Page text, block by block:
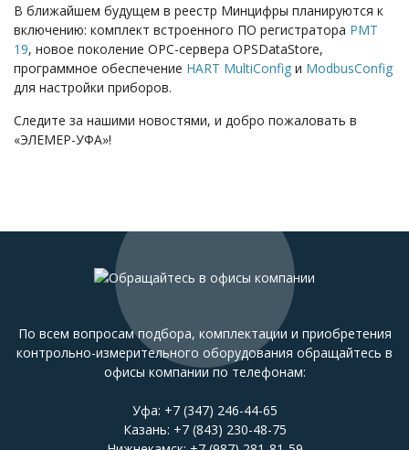
В ближайшем будущем в реестр Минцифры планируются к
включению: комплект встроенного ПО регистратора РМТ
19, новое поколение ОРС-сервера OPSDataStore,
программное обеспечение HART MultiConfig и ModbusConfig
для настройки приборов.
Следите за нашими новостями, и добро пожаловать в
«ЭЛЕМЕР-УФА»!
По всем вопросам подбора, комплектации и приобретения
контрольно-измерительного оборудования обращайтесь в
офисы компании по телефонам:
Уфа: +7 (347) 246-44-65
Казань: +7 (843) 230-48-75